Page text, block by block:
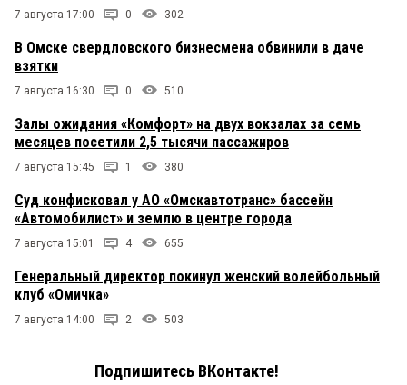
7 августа 17:00 0 302
В Омске свердловского бизнесмена обвинили в даче
взятки
7 августа 16:30 0 510
Залы ожидания «Комфорт» на двух вокзалах за семь
месяцев посетили 2,5 тысячи пассажиров
7 августа 15:45 1 380
Суд конфисковал у АО «Омскавтотранс» бассейн
«Автомобилист» и землю в центре города
7 августа 15:01 4 655
Генеральный директор покинул женский волейбольный
клуб «Омичка»
7 августа 14:00 2 503
Подпишитесь ВКонтакте!